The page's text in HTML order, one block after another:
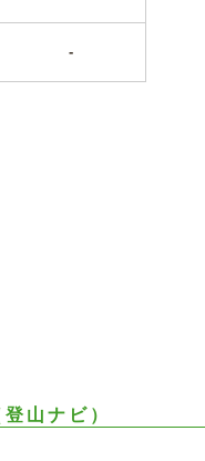
-
山ナビ）